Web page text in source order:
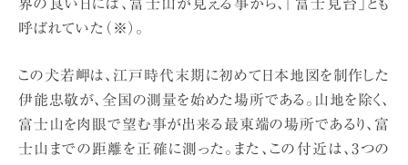
界の良い日には、富士山が見える事から、「富士見台」とも
呼ばれていた（※）。
この犬若岬は、江戸時代末期に初めて日本地図を制作した
伊能忠敬が、全国の測量を始めた場所である。山地を除く、
富士山を肉眼で望む事が出来る最東端の場所であるり、富
士山までの距離を正確に測った。また、この付近は、3つの